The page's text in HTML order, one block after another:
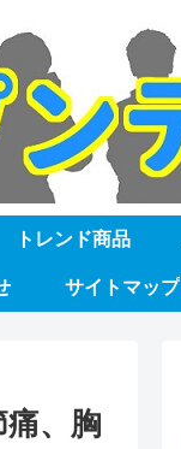
トレンド商品
サイトマップ
痛、胸